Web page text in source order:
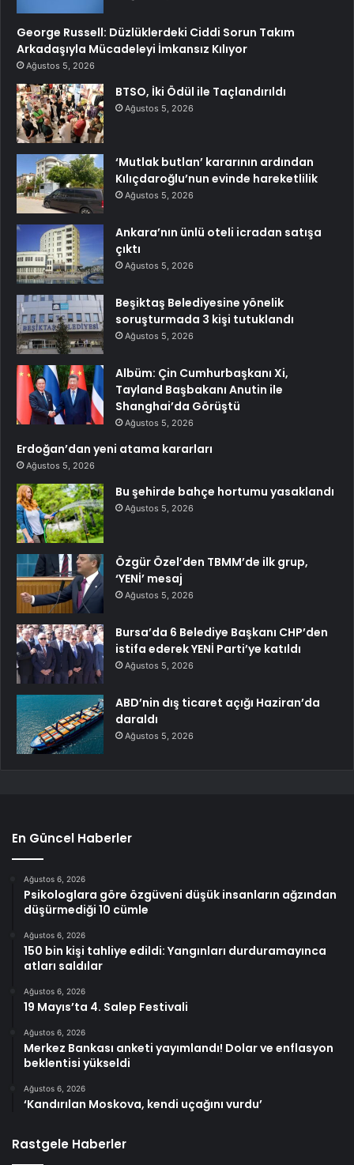
George Russell: Düzlüklerdeki Ciddi Sorun Takım
Arkadaşıyla Mücadeleyi İmkansız Kılıyor
Ağustos 5, 2026
BTSO, İki Ödül ile Taçlandırıldı
Ağustos 5, 2026
‘Mutlak butlan’ kararının ardından
Kılıçdaroğlu’nun evinde hareketlilik
Ağustos 5, 2026
Ankara’nın ünlü oteli icradan satışa
çıktı
Ağustos 5, 2026
Beşiktaş Belediyesine yönelik
soruşturmada 3 kişi tutuklandı
Ağustos 5, 2026
Albüm: Çin Cumhurbaşkanı Xi,
Tayland Başbakanı Anutin ile
Shanghai’da Görüştü
Ağustos 5, 2026
Erdoğan’dan yeni atama kararları
Ağustos 5, 2026
Bu şehirde bahçe hortumu yasaklandı
Ağustos 5, 2026
Özgür Özel’den TBMM’de ilk grup,
‘YENİ’ mesaj
Ağustos 5, 2026
Bursa’da 6 Belediye Başkanı CHP’den
istifa ederek YENİ Parti’ye katıldı
Ağustos 5, 2026
ABD’nin dış ticaret açığı Haziran’da
daraldı
Ağustos 5, 2026
En Güncel Haberler
Ağustos 6, 2026
Psikologlara göre özgüveni düşük insanların ağzından
düşürmediği 10 cümle
Ağustos 6, 2026
150 bin kişi tahliye edildi: Yangınları durduramayınca
atları saldılar
Ağustos 6, 2026
19 Mayıs’ta 4. Salep Festivali
Ağustos 6, 2026
Merkez Bankası anketi yayımlandı! Dolar ve enflasyon
beklentisi yükseldi
Ağustos 6, 2026
‘Kandırılan Moskova, kendi uçağını vurdu’
Rastgele Haberler